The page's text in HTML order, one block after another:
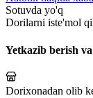
Sotuvda yo'q
Dorilarni iste'mol
Yetkazib berish
Dorixonadan olib